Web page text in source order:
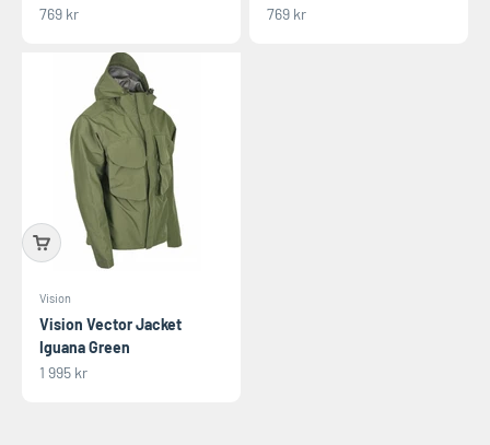
REA-pris
769 kr
REA-pris
769 kr
Vision
Vision Vector Jacket
Iguana Green
REA-pris
1 995 kr